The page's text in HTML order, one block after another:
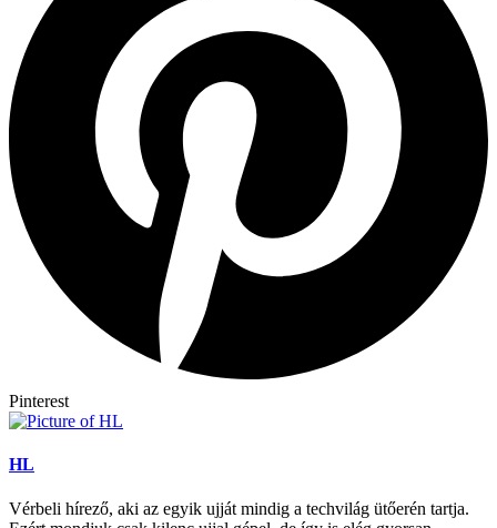
Pinterest
HL
Vérbeli hírező, aki az egyik ujját mindig a techvilág ütőerén tartja.